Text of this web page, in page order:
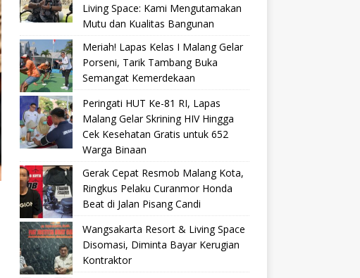
Living Space: Kami Mengutamakan
Mutu dan Kualitas Bangunan
Meriah! Lapas Kelas I Malang Gelar
Porseni, Tarik Tambang Buka
Semangat Kemerdekaan
Peringati HUT Ke-81 RI, Lapas
Malang Gelar Skrining HIV Hingga
Cek Kesehatan Gratis untuk 652
Warga Binaan
Gerak Cepat Resmob Malang Kota,
Ringkus Pelaku Curanmor Honda
Beat di Jalan Pisang Candi
Wangsakarta Resort & Living Space
Disomasi, Diminta Bayar Kerugian
Kontraktor